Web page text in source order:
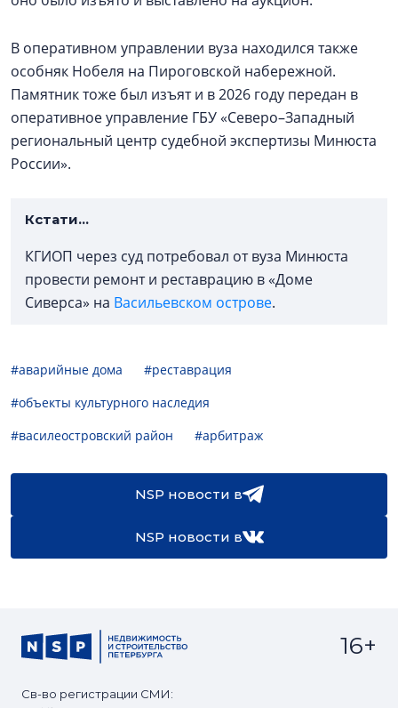
В оперативном управлении вуза находился также
особняк Нобеля на Пироговской набережной.
Памятник тоже был изъят и в 2026 году передан в
оперативное управление ГБУ «Северо–Западный
региональный центр судебной экспертизы Минюста
России».
Кстати…
КГИОП через суд потребовал от вуза Минюста
провести ремонт и реставрацию в «Доме
Сиверса» на Васильевском острове.
#аварийные дома
#реставрация
#объекты культурного наследия
#василеостровский район
#арбитраж
NSP новости в
NSP новости в
Св-во регистрации СМИ:
16+